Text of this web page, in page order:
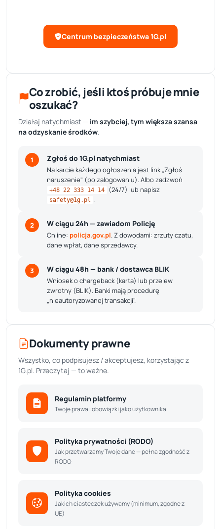
Centrum bezpieczeństwa 1G.pl
Co zrobić, jeśli ktoś próbuje mnie
oszukać?
Działaj natychmiast — im szybciej, tym większa szansa
na odzyskanie środków.
1 Zgłoś do 1G.pl natychmiast
Na karcie każdego ogłoszenia jest link „Zgłoś
naruszenie" (po zalogowaniu). Albo zadzwoń
+48 22 333 14 14 (24/7) lub napisz
safety@1g.pl .
2 W ciągu 24h — zawiadom Policję
Online: policja.gov.pl. Z dowodami: zrzuty czatu,
dane wpłat, dane sprzedawcy.
3 W ciągu 48h — bank / dostawca BLIK
Wniosek o chargeback (karta) lub przelew
zwrotny (BLIK). Banki mają procedurę
„nieautoryzowanej transakcji".
Dokumenty prawne
Wszystko, co podpisujesz / akceptujesz, korzystając z
1G.pl. Przeczytaj — to ważne.
Regulamin platformy
Twoje prawa i obowiązki jako użytkownika
Polityka prywatności (RODO)
Jak przetwarzamy Twoje dane — pełna zgodność z
RODO
Polityka cookies
Jakich ciasteczek używamy (minimum, zgodne z
UE)